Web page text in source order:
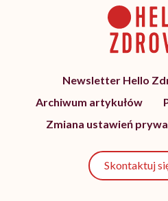
Newsletter Hello
Archiwum artykułów
Zmiana ustawień
Skontaktuj